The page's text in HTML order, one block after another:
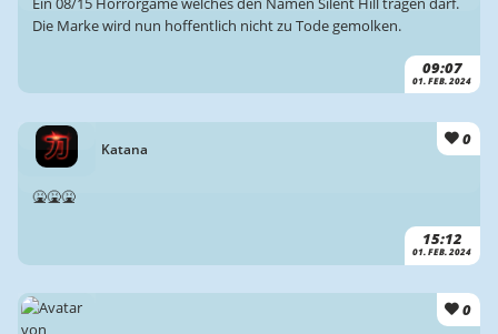
09:07
01. FEB. 2024
Die Marke wird nun hoffentlich nicht zu Tode gemolken.
Katana
0
15:12
01. FEB. 2024
🤮🤮🤮
0